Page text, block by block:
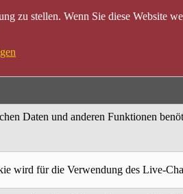
zu stellen. Wenn Sie diese Website
Daten und anderen Funktionen
wird für die Verwendung des Live-